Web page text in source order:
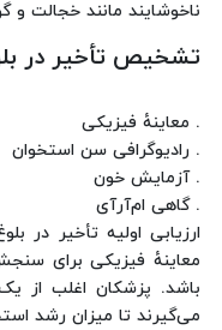
ناخوشایند مانند خجالت
تشخیص تأخیر در
. معاینهٔ فیزیکی
. رادیوگرافی سن استخوان
. آزمایش خون
. گاهی ام‌آرآی
ارزیابی اولیه تأخیر در
معاینهٔ فیزیکی برای
باشد. پزشکان اغلب از
می‌گیرند تا میزان رشد